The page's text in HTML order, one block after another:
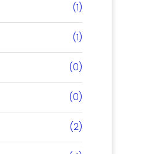
(1)
(1)
(0)
(0)
(2)